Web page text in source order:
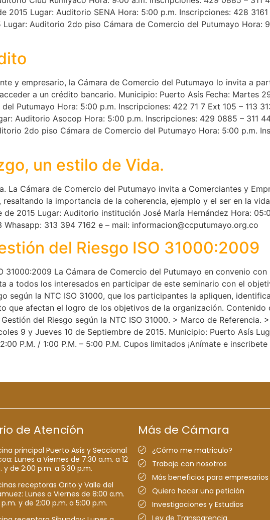
2015 Lugar: Auditorio SENA Hora: 5:00 p.m. Inscripciones: 428
Auditorio 2do piso Cámara de Comercio del Putumayo Hora:
y empresario, la Cámara de Comercio del Putumayo lo invita a
a un crédito bancario. Municipio: Puerto Asís Fecha: Martes
Putumayo Hora: 5:00 p.m. Inscripciones: 422 71 7 Ext 105 – 113
Auditorio Asocop Hora: 5:00 p.m. Inscripciones: 429 0885 – 311
2do piso Cámara de Comercio del Putumayo Hora: 5:00 p.m.
un estilo de Vida.
La Cámara de Comercio del Putumayo invita a Comerciantes y
la importancia de la coherencia, ejemplo y el ser en la
de 2015 Lugar: Auditorio institución José María Hernández Hora:
Whasapp: 313 394 7162 e – mail: informacion@ccputumayo.org.co
del Riesgo ISO 31000:2009
31000:2009 La Cámara de Comercio del Putumayo en convenio
a todos los interesados en participar de este seminario con el
según la NTC ISO 31000, que los participantes la apliquen,
que afectan el logro de los objetivos de la organización. Contenido
del Riesgo según la NTC ISO 31000. > Marco de Referencia.
9 y Jueves 10 de Septiembre de 2015. Municipio: Puerto Asís
P.M. / 1:00 P.M. – 5:00 P.M. Cupos limitados ¡Anímate e inscribete
de Atención
principal Puerto Asís y Seccional
Lunes a Viernes de 7:30 a.m. a 12
y de 2:00 p.m. a 5:30 p.m.
receptoras Orito y Valle del
Lunes a Viernes de 8:00 a.m.
p.m. y de 2:00 p.m. a 5:00 p.m.
Más de Cámara
¿Cómo me matriculo?
Trabaje con nosotros
Más beneficios para empresarios
Quiero hacer una petición
Investigaciones y Estudios